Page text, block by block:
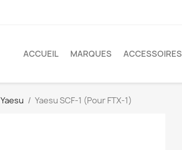
ACCUEIL MARQUES ACCESSOIRES
Yaesu Yaesu SCF-1 (Pour FTX-1)